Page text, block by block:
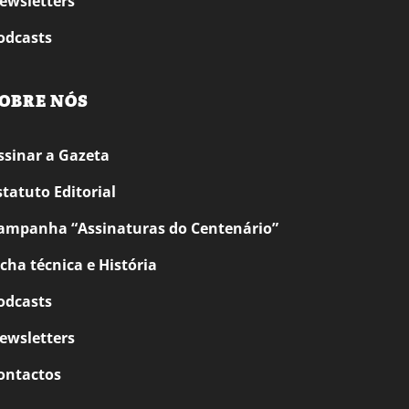
NÓS
a Gazeta
Editorial
“Assinaturas do Centenário”
técnica e História